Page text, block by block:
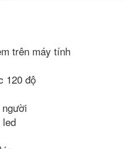
trên máy tính
120 độ
led